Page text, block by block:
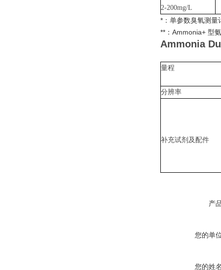
2-200mg/L
* ：单参数臭氧测
** ： Ammonia+ 型
Ammonia
量程
分辨率
补充试剂及配件
产
您的单
您的姓